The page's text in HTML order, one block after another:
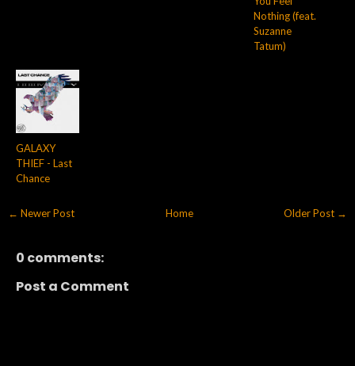
Nothing (feat.
Suzanne
Tatum)
GALAXY
THIEF - Last
Chance
← Newer Post Older Post →
Home
0 comments:
Post a Comment